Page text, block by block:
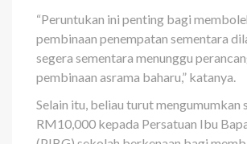
“Peruntukan ini penting bagi
pembinaan penempatan sementara
segera sementara menunggu
pembinaan asrama baharu,” katanya.
Selain itu, beliau turut mengumumkan
RM10,000 kepada Persatuan Ibu